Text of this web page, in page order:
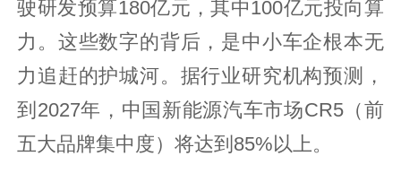
驶研发预算180亿元，其中100亿元投向算
力。这些数字的背后，是中小车企根本无
力追赶的护城河。据行业研究机构预测，
到2027年，中国新能源汽车市场CR5（前
五大品牌集中度）将达到85%以上。